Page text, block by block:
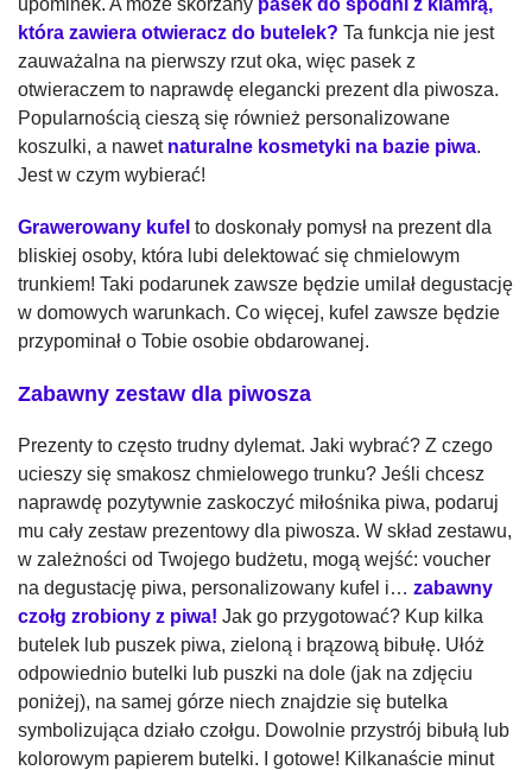
upominek. A może skórzany pasek do spodni z klamrą,
która zawiera otwieracz do butelek? Ta funkcja nie jest
zauważalna na pierwszy rzut oka, więc pasek z
otwieraczem to naprawdę elegancki prezent dla piwosza.
Popularnością cieszą się również personalizowane
koszulki, a nawet naturalne kosmetyki na bazie piwa.
Jest w czym wybierać!
Grawerowany kufel to doskonały pomysł na prezent dla
bliskiej osoby, która lubi delektować się chmielowym
trunkiem! Taki podarunek zawsze będzie umilał degustację
w domowych warunkach. Co więcej, kufel zawsze będzie
przypominał o Tobie osobie obdarowanej.
Zabawny zestaw dla piwosza
Prezenty to często trudny dylemat. Jaki wybrać? Z czego
ucieszy się smakosz chmielowego trunku? Jeśli chcesz
naprawdę pozytywnie zaskoczyć miłośnika piwa, podaruj
mu cały zestaw prezentowy dla piwosza. W skład zestawu,
w zależności od Twojego budżetu, mogą wejść: voucher
na degustację piwa, personalizowany kufel i… zabawny
czołg zrobiony z piwa! Jak go przygotować? Kup kilka
butelek lub puszek piwa, zieloną i brązową bibułę. Ułóż
odpowiednio butelki lub puszki na dole (jak na zdjęciu
poniżej), na samej górze niech znajdzie się butelka
symbolizująca działo czołgu. Dowolnie przystrój bibułą lub
kolorowym papierem butelki. I gotowe! Kilkanaście minut